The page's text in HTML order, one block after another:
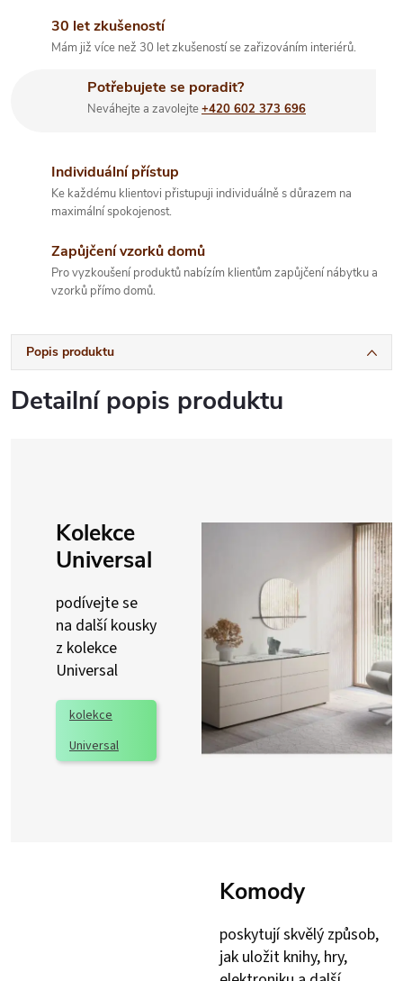
30 let zkušeností
Mám již více než 30 let zkušeností se zařizováním interiérů.
Potřebujete se poradit?
Neváhejte a zavolejte+420 602 373 696
Individuální přístup
Ke každému klientovi přistupuji individuálně s důrazem na
maximální spokojenost.
Zapůjčení vzorků domů
Pro vyzkoušení produktů nabízím klientům zapůjčení nábytku a
vzorků přímo domů.
Popis produktu
Detailní popis produktu
Kolekce
Universal
podívejte se
na další kousky
z kolekce
Universal
kolekce
Universal
Komody
poskytují skvělý způsob,
jak uložit knihy, hry,